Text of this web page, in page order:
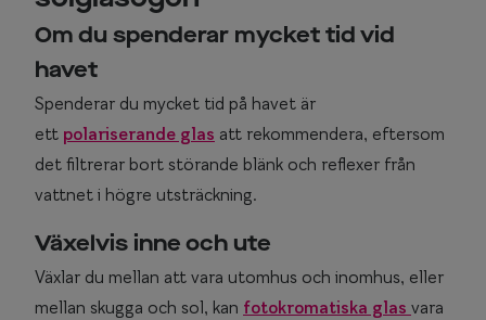
Om du spenderar mycket tid vid
havet
Spenderar du mycket tid på havet är
ett polariserande glas att rekommendera, eftersom
det filtrerar bort störande blänk och reflexer från
vattnet i högre utsträckning.
Växelvis inne och ute
Växlar du mellan att vara utomhus och inomhus, eller
mellan skugga och sol, kan fotokromatiska glas vara